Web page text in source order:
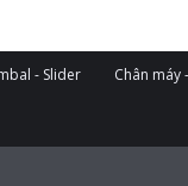
- Slider Chân máy